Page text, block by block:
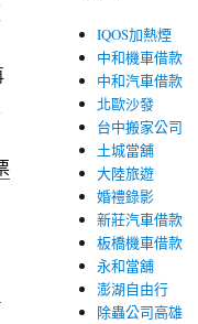
IQOS加熱煙
中和機車借款
中和汽車借款
北歐沙發
台中搬家公司
土城當舖
大陸旅遊
婚禮錄影
新莊汽車借款
板橋機車借款
永和當舖
澎湖自由行
除蟲公司高雄